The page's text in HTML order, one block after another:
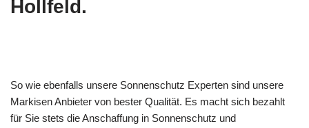
Hollfeld.
So wie ebenfalls unsere Sonnenschutz Experten sind unsere
Markisen Anbieter von bester Qualität. Es macht sich bezahlt
für Sie stets die Anschaffung in Sonnenschutz und